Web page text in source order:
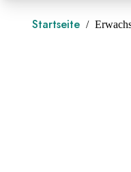
Startseite